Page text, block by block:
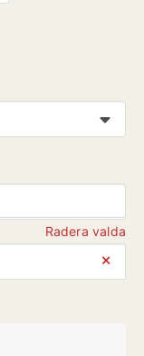
Radera valda
⨯